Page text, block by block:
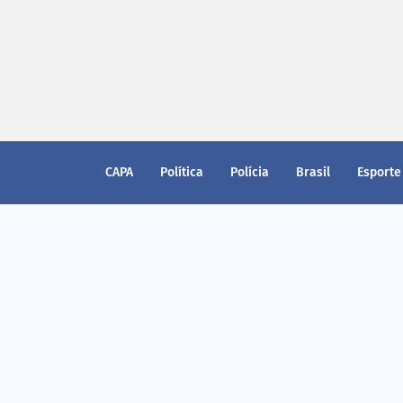
CAPA Política Polícia Brasil Esporte